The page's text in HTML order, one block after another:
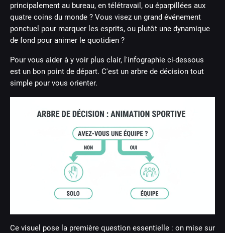
principalement au bureau, en télétravail, ou éparpillées aux
quatre coins du monde ? Vous visez un grand événement
ponctuel pour marquer les esprits, ou plutôt une dynamique
de fond pour animer le quotidien ?
Pour vous aider à y voir plus clair, l'infographie ci-dessous
est un bon point de départ. C'est un arbre de décision tout
simple pour vous orienter.
Ce visuel pose la première question essentielle : on mise sur